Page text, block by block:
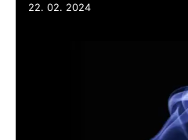
22. 02. 2024